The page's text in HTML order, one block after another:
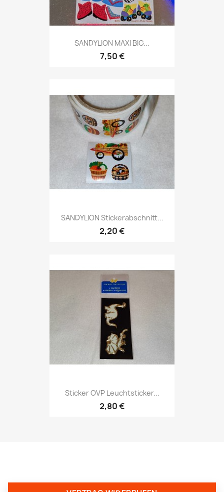
SANDYLION MAXI BIG...
7,50 €
SANDYLION Stickerabschnitt...
2,20 €
Sticker OVP Leuchtsticker...
2,80 €